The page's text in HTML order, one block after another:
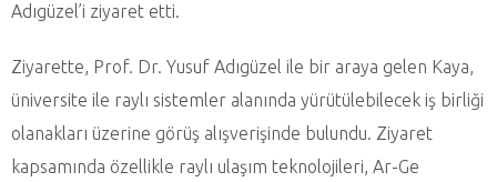
Adıgüzel’i ziyaret etti.
Ziyarette, Prof. Dr. Yusuf Adıgüzel ile bir araya gelen Kaya,
üniversite ile raylı sistemler alanında yürütülebilecek iş birliği
olanakları üzerine görüş alışverişinde bulundu. Ziyaret
kapsamında özellikle raylı ulaşım teknolojileri, Ar-Ge